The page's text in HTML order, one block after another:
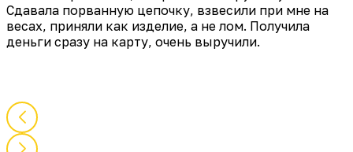
определил состав металла и предложил хорошую
сумму. В офисе чисто, уютно, и сотрудники
вежливые. Всем рекомендую этот ломбард.